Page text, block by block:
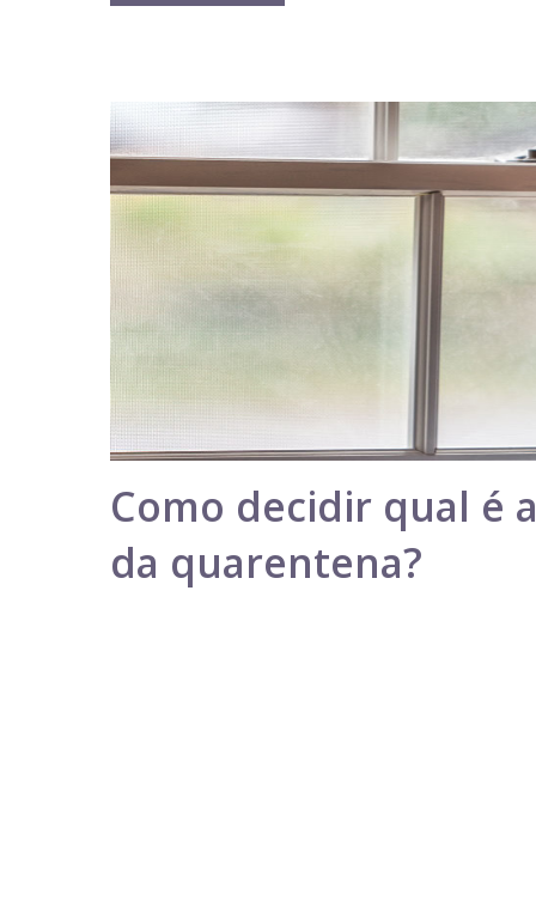
Como decidir qual é
da quarentena?